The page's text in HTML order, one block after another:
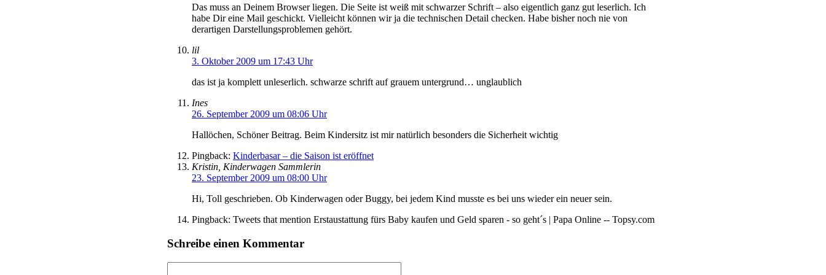
Das muss an Deinem Browser liegen. Die Seite ist weiß mit schwarzer Schrift – also eigentlich ganz gut leserlich. Ich
habe Dir eine Mail geschickt. Vielleicht können wir ja die technischen Detail checken. Habe bisher noch nie von
derartigen Darstellungsproblemen gehört.
lil
3. Oktober 2009 um 17:43 Uhr
das ist ja komplett unleserlich. schwarze schrift auf grauem untergrund… unglaublich
Ines
26. September 2009 um 08:06 Uhr
Hallöchen, Schöner Beitrag. Beim Kindersitz ist mir natürlich besonders die Sicherheit wichtig
Pingback: Kinderbasar – die Saison ist eröffnet
Kristin, Kinderwagen Sammlerin
23. September 2009 um 08:00 Uhr
Hi, Toll geschrieben. Ob Kinderwagen oder Buggy, bei jedem Kind musste es bei uns wieder ein neuer sein.
Pingback: Tweets that mention Erstaustattung fürs Baby kaufen und Geld sparen - so geht´s | Papa Online -- Topsy.com
Schreibe einen Kommentar